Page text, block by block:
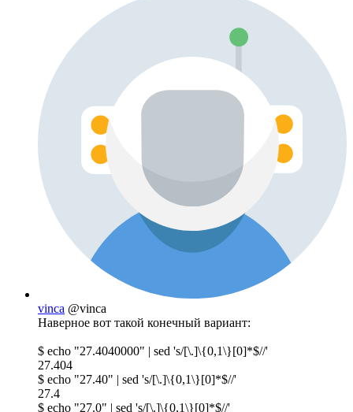
vinca @vinca
Наверное вот такой конечный вариант:
$ echo "27.4040000" | sed 's/[\.]\{0,1\}[0]*$//'
27.404
$ echo "27.40" | sed 's/[\.]\{0,1\}[0]*$//'
27.4
$ echo "27.0" | sed 's/[\.]\{0,1\}[0]*$//'